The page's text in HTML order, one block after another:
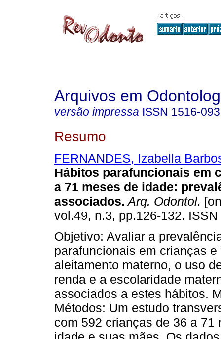
Arquivos em
versão impressa ISSN 1516-
Resumo
FERNANDES, Izabella
Hábitos parafuncionais em
a 71 meses de idade:
associados. Arq. Odontol.
vol.49, n.3, pp.126-132.
Objetivo: Avaliar a
parafuncionais em crianças
aleitamento materno, o uso
renda e a escolaridade
associados a estes hábitos.
Métodos: Um estudo
com 592 crianças de 36 a 71